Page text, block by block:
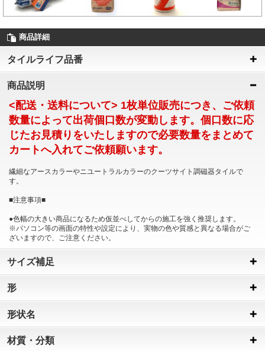
商品詳細
タイルライフ品番
商品説明
<配送・送料について> 1枚単位販売につき、ご依頼
数量によって出荷個口数が変動します。個口数に応
じたお見積りをいたしますので必要数量をまとめて
カートへ入れてご依頼願います。
繊細なアースカラーやニユートラルカラーのクーツサイト調磁器タイルで
す。
■注意事項■
●色幅の大きい商品になるため仮並べしてからの施工を強く推奨します。
※パソコン等の画面の特性や設定により、実物の色や質感と異なる場合がご
ざいますので、ご注意ください。
サイズ補足
形
形状名
材質・分類